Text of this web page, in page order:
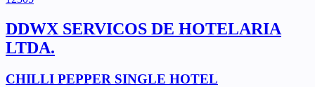
DDWX SERVICOS DE HOTELARIA
LTDA.
CHILLI PEPPER SINGLE HOTEL